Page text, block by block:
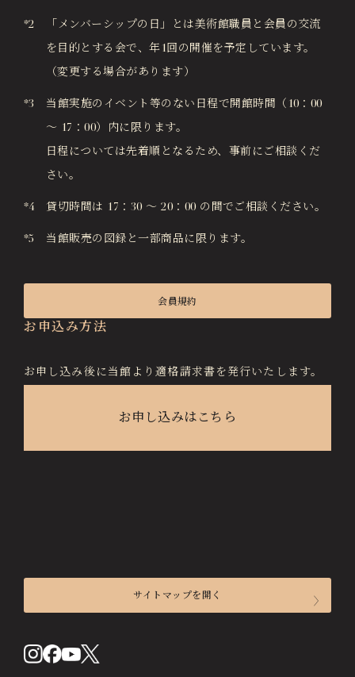
*2 「メンバーシップの日」とは美術館職員と会員の交流
を目的とする会で、年1回の開催を予定しています。
（変更する場合があります）
*3 当館実施のイベント等のない日程で開館時間（10：00
～ 17：00）内に限ります。
日程については先着順となるため、事前にご相談くだ
さい。
*4 貸切時間は 17：30 ～ 20：00 の間でご相談ください。
*5 当館販売の図録と一部商品に限ります。
会員規約
お申込み方法
お申し込み後に当館より適格請求書を発行いたします。
お申し込みはこちら
サイトマップを開く